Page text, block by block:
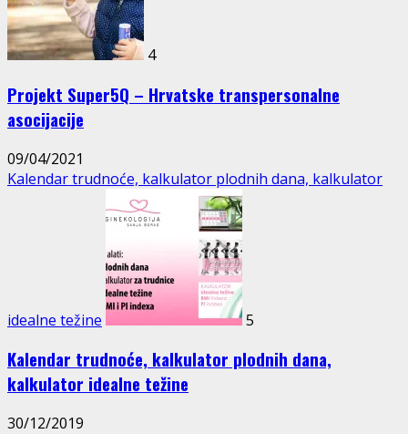
4
Projekt Super5Q – Hrvatske transpersonalne
asocijacije
09/04/2021
Kalendar trudnoće, kalkulator plodnih dana, kalkulator
idealne težine 5
Kalendar trudnoće, kalkulator plodnih dana,
kalkulator idealne težine
30/12/2019